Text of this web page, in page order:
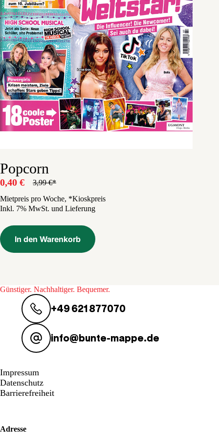
Popcorn
3,99€
Ursprünglicher
Preis
war:
0,40 €
Aktueller
Preis
ist:
Mietpreis pro Woche, *Kioskpreis
Inkl. 7% MwSt. und Lieferung
In den Warenkorb
Günstiger. Nachhaltiger. Bequemer.
+49 621 877070
info@bunte-mappe.de
Impressum
Datenschutz
Barrierefreiheit
Adresse